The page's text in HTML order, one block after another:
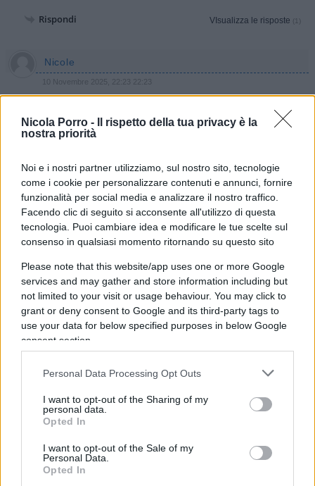
Nicola Porro -
Il rispetto della tua privacy è la
nostra priorità
Noi e i nostri partner utilizziamo, sul nostro sito, tecnologie
come i cookie per personalizzare contenuti e annunci, fornire
funzionalità per social media e analizzare il nostro traffico.
Facendo clic di seguito si acconsente all'utilizzo di questa
tecnologia. Puoi cambiare idea e modificare le tue scelte sul
consenso in qualsiasi momento ritornando su questo sito
Please note that this website/app uses one or more Google
services and may gather and store information including but
not limited to your visit or usage behaviour. You may click to
grant or deny consent to Google and its third-party tags to
use your data for below specified purposes in below Google
consent section.
Personal Data Processing Opt Outs
I want to opt-out of the Sharing of my
personal data.
Opted In
I want to opt-out of the Sale of my
Personal Data.
Opted In
Rispondi VIsualizza le risposte (1)
Nicole
10 Novembre 2025, 22:23 22:23
modestia!
Fabio Bertoncelli
La volpe Albanese ha capito che, per farsi notare ed essere
eletta, le conviene urlare bestialità: sono perfette per
accalappiare il voto dei sinistrati.
Rispondi
10 Novembre 2025, 20:30 20:30
Qualcuno puo’ spiegare a ‘sto genio e a tutti i minus habens
che la sostengono che Israele non occupa piu’ Gaza dal
Rispondi